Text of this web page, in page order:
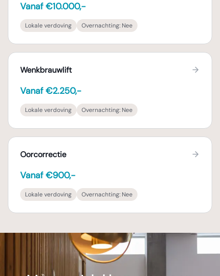
Vanaf €10.000,-
Lokale verdoving Overnachting: Nee
Wenkbrauwlift
Vanaf €2.250,-
Lokale verdoving Overnachting: Nee
Oorcorrectie
Vanaf €900,-
Lokale verdoving Overnachting: Nee